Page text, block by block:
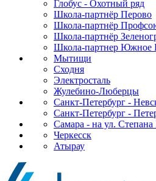
Глобус - Охотный ряд
Школа-партнёр Перово
Школа-партнёр
Школа-партнёр
Школа-партнер Южное
Мытищи
Сходня
Электросталь
Жулебино-Люберцы
Санкт-Петербург -
Санкт-Петербург -
Самара - на ул. Степана
Черкесск
Атырау